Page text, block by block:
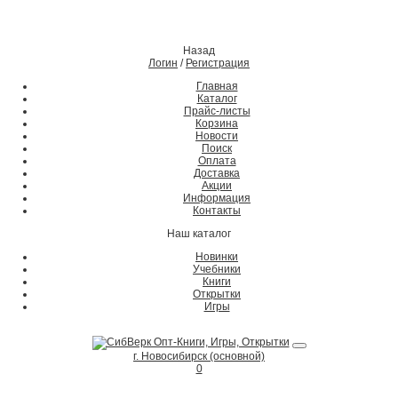
Назад
Логин / Регистрация
Главная
Каталог
Прайс-листы
Корзина
Новости
Поиск
Оплата
Доставка
Акции
Информация
Контакты
Наш каталог
Новинки
Учебники
Книги
Открытки
Игры
г. Новосибирск (основной)
0